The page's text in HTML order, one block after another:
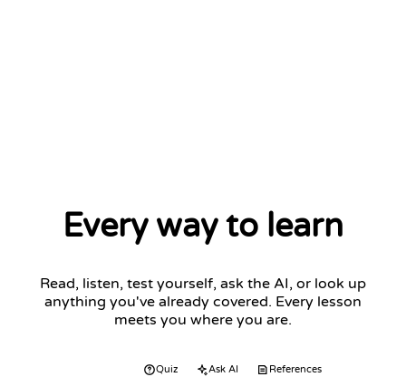
Every way to learn
Read, listen, test yourself, ask the AI, or look up
anything you've already covered. Every lesson
meets you where you are.
Quiz Ask AI References